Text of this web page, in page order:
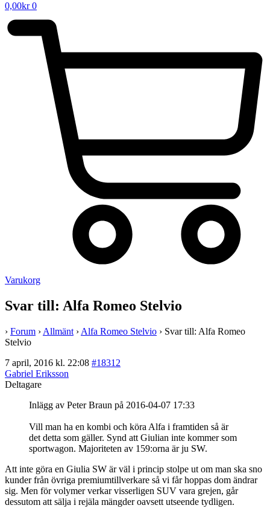
0,00kr 0
Varukorg
Svar till: Alfa Romeo Stelvio
› Forum › Allmänt › Alfa Romeo Stelvio › Svar till: Alfa Romeo
Stelvio
7 april, 2016 kl. 22:08 #18312
Gabriel Eriksson
Deltagare
Inlägg av Peter Braun på 2016-04-07 17:33
Vill man ha en kombi och köra Alfa i framtiden så är
det detta som gäller. Synd att Giulian inte kommer som
sportwagon. Majoriteten av 159:orna är ju SW.
Att inte göra en Giulia SW är väl i princip stolpe ut om man ska sno
kunder från övriga premiumtillverkare så vi får hoppas dom ändrar
sig. Men för volymer verkar visserligen SUV vara grejen, går
dessutom att sälja i rejäla mängder oavsett utseende tydligen.